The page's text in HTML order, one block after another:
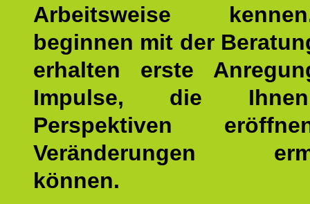
Arbeitsweise
beginnen mit der
erhalten erste
Impulse, die
Perspektiven
Veränderungen
können.